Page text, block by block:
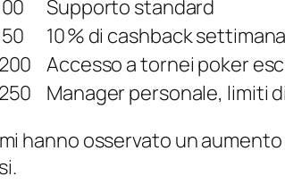
Supporto standard
10 % di cashback
Accesso a tornei poker
Manager personale, limiti
osservato un aumento